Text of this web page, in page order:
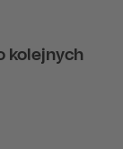
kolejnych